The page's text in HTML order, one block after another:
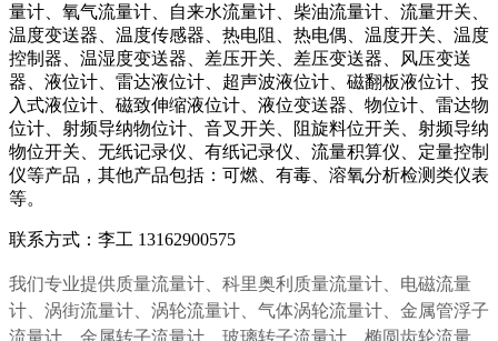
量计、氧气流量计、自来水流量计、柴油流量计、流量开关、
温度变送器、温度传感器、热电阻、热电偶、温度开关、温度
控制器、温湿度变送器、差压开关、差压变送器、风压变送
器、液位计、雷达液位计、超声波液位计、磁翻板液位计、投
入式液位计、磁致伸缩液位计、液位变送器、物位计、雷达物
位计、射频导纳物位计、音叉开关、阻旋料位开关、射频导纳
物位开关、无纸记录仪、有纸记录仪、流量积算仪、定量控制
仪等产品，其他产品包括：可燃、有毒、溶氧分析检测类仪表
等。
联系方式：李工 13162900575
我们专业提供质量流量计、科里奥利质量流量计、电磁流量
计、涡街流量计、涡轮流量计、气体涡轮流量计、金属管浮子